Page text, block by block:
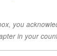
you
in your